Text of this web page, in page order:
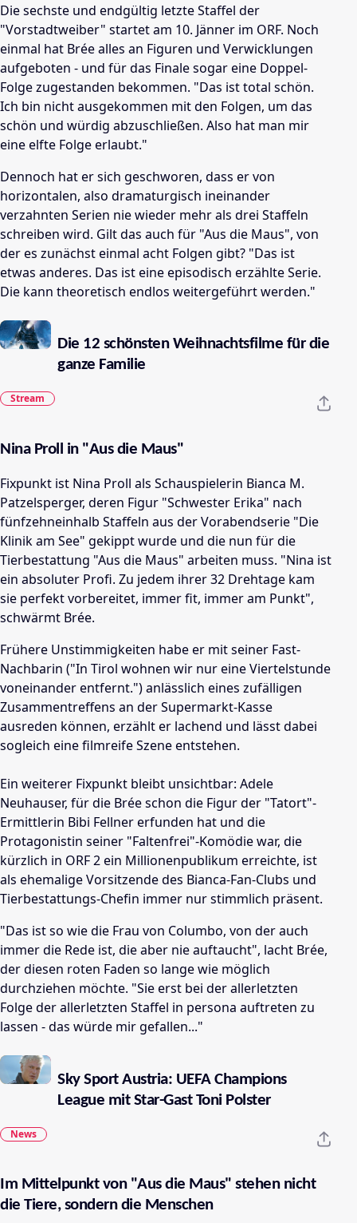
Die sechste und endgültig letzte Staffel der
"Vorstadtweiber" startet am 10. Jänner im ORF. Noch
einmal hat Brée alles an Figuren und Verwicklungen
aufgeboten - und für das Finale sogar eine Doppel-
Folge zugestanden bekommen. "Das ist total schön.
Ich bin nicht ausgekommen mit den Folgen, um das
schön und würdig abzuschließen. Also hat man mir
eine elfte Folge erlaubt."
Dennoch hat er sich geschworen, dass er von
horizontalen, also dramaturgisch ineinander
verzahnten Serien nie wieder mehr als drei Staffeln
schreiben wird. Gilt das auch für "Aus die Maus", von
der es zunächst einmal acht Folgen gibt? "Das ist
etwas anderes. Das ist eine episodisch erzählte Serie.
Die kann theoretisch endlos weitergeführt werden."
Die 12 schönsten Weihnachtsfilme für die
ganze Familie
Stream
Nina Proll in "Aus die Maus"
Fixpunkt ist Nina Proll als Schauspielerin Bianca M.
Patzelsperger, deren Figur "Schwester Erika" nach
fünfzehneinhalb Staffeln aus der Vorabendserie "Die
Klinik am See" gekippt wurde und die nun für die
Tierbestattung "Aus die Maus" arbeiten muss. "Nina ist
ein absoluter Profi. Zu jedem ihrer 32 Drehtage kam
sie perfekt vorbereitet, immer fit, immer am Punkt",
schwärmt Brée.
Frühere Unstimmigkeiten habe er mit seiner Fast-
Nachbarin ("In Tirol wohnen wir nur eine Viertelstunde
voneinander entfernt.") anlässlich eines zufälligen
Zusammentreffens an der Supermarkt-Kasse
ausreden können, erzählt er lachend und lässt dabei
sogleich eine filmreife Szene entstehen.
Ein weiterer Fixpunkt bleibt unsichtbar: Adele
Neuhauser, für die Brée schon die Figur der "Tatort"-
Ermittlerin Bibi Fellner erfunden hat und die
Protagonistin seiner "Faltenfrei"-Komödie war, die
kürzlich in ORF 2 ein Millionenpublikum erreichte, ist
als ehemalige Vorsitzende des Bianca-Fan-Clubs und
Tierbestattungs-Chefin immer nur stimmlich präsent.
"Das ist so wie die Frau von Columbo, von der auch
immer die Rede ist, die aber nie auftaucht", lacht Brée,
der diesen roten Faden so lange wie möglich
durchziehen möchte. "Sie erst bei der allerletzten
Folge der allerletzten Staffel in persona auftreten zu
lassen - das würde mir gefallen..."
Sky Sport Austria: UEFA Champions
League mit Star-Gast Toni Polster
News
Im Mittelpunkt von "Aus die Maus" stehen nicht
die Tiere, sondern die Menschen